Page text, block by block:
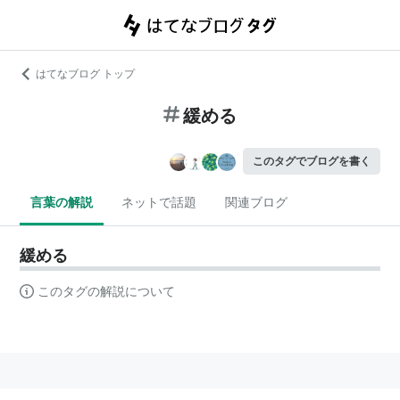
はてなブログ トップ
緩める
このタグでブログを書く
言葉の解説 ネットで話題 関連ブログ
緩める
このタグの解説について